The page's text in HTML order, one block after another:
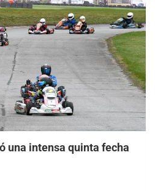
una intensa quinta fecha